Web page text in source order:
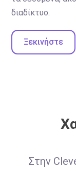
διαδίκτυο.
Ξεκινήστε
Στην